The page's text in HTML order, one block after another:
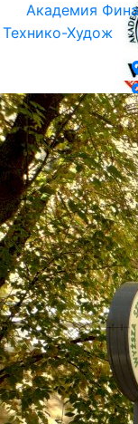
Технико-
Академия